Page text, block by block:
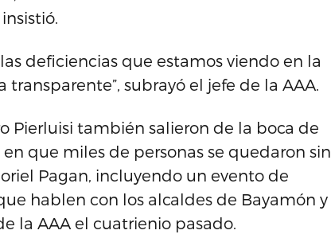
deficiencias que estamos viendo en la
subrayó el jefe de la AAA.
Pierluisi también salieron de la boca de
que miles de personas se quedaron sin
Pagan, incluyendo un evento de
hablen con los alcaldes de Bayamón y
la AAA el cuatrienio pasado.